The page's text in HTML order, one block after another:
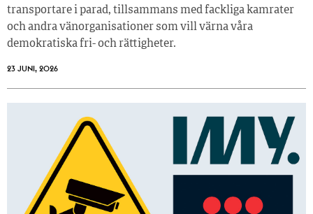
transportare i parad, tillsammans med fackliga kamrater
och andra vänorganisationer som vill värna våra
demokratiska fri- och rättigheter.
23 JUNI, 2026